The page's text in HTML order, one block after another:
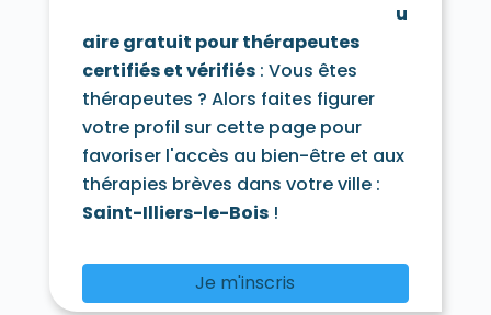
Chevreuse 78460
Choisel 78460
Civry-la-Forêt 78910
Clairefontaine-en-Yvelines 78120
Les Clayes-sous-Bois 78340
Coignières 78310
Condé-sur-Vesgre 78113
Conflans-Sainte-Honorine 78700
Courgent 78790
Cravent 78270
Crespières 78121
Croissy-sur-Seine 78290
Dannemarie 78550
Davron 78810
Drocourt 78440
Ecquevilly 78920
u
aire gratuit pour thérapeutes
certifiés et vérifiés: Vous êtes
thérapeutes ? Alors faites figurer
votre profil sur cette page pour
favoriser l'accès au bien-être et aux
thérapies brèves dans votre ville :
Saint-Illiers-le-Bois!
Je m'inscris